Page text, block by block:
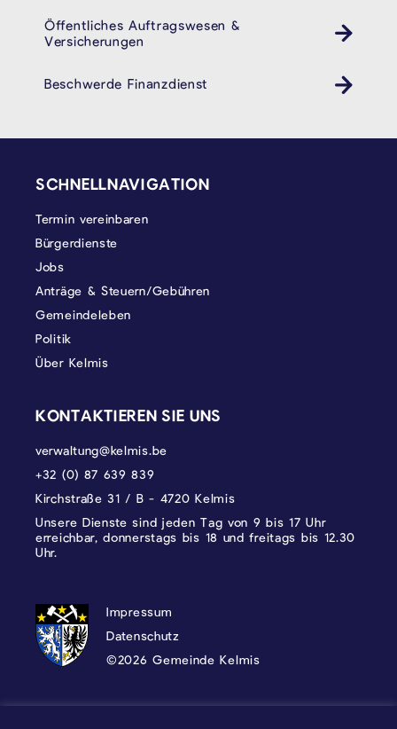
Öffentliches Auftragswesen &
Versicherungen
Beschwerde Finanzdienst
SCHNELLNAVIGATION
Termin vereinbaren
Bürgerdienste
Jobs
Anträge & Steuern/Gebühren
Gemeindeleben
Politik
Über Kelmis
KONTAKTIEREN SIE UNS
verwaltung@kelmis.be
+32 (0) 87 639 839
Kirchstraße 31 / B - 4720 Kelmis
Unsere Dienste sind jeden Tag von 9 bis 17 Uhr
erreichbar, donnerstags bis 18 und freitags bis 12.30
Uhr.
DATENSCHUTZ, IMPRESSUM UND
Impressum
Datenschutz
©2026 Gemeinde Kelmis